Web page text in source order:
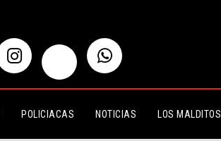
POLICIACAS NOTICIAS LOS MALDITOS